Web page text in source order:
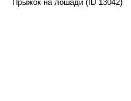
Прыжок на лошади (ID 13042)